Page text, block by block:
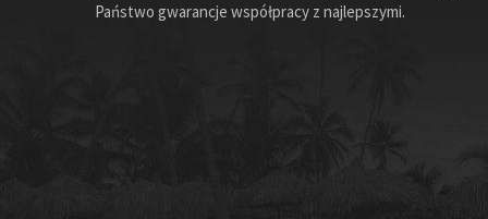
Państwo gwarancje współpracy z najlepszymi.